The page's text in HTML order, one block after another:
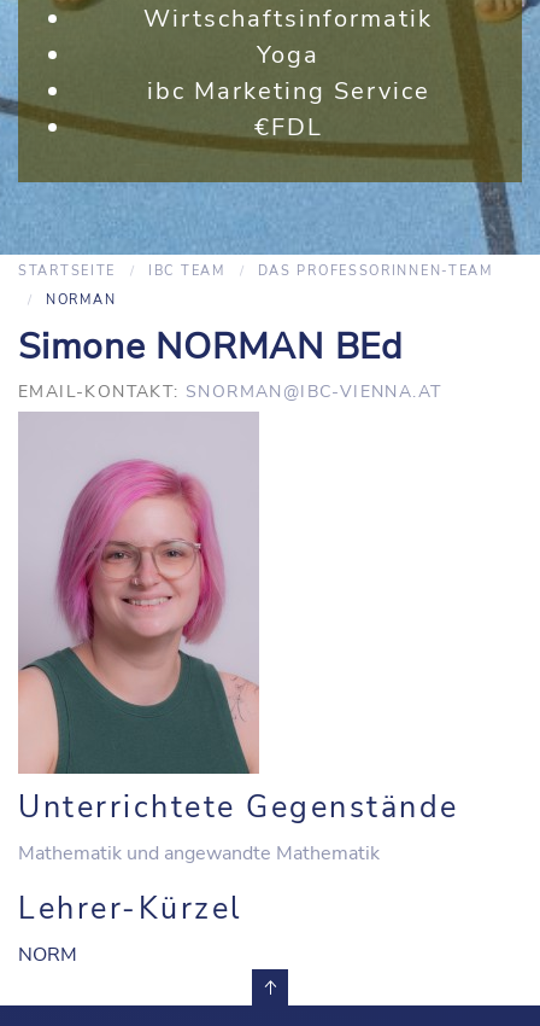
Wirtschaftsinformatik
Yoga
ibc Marketing Service
€FDL
STARTSEITE IBC TEAM
DAS PROFESSORINNEN-TEAM
NORMAN
Simone NORMAN BEd
EMAIL-KONTAKT: SNORMAN@IBC-VIENNA.AT
Unterrichtete Gegenstände
Mathematik und angewandte Mathematik
Lehrer-Kürzel
NORM